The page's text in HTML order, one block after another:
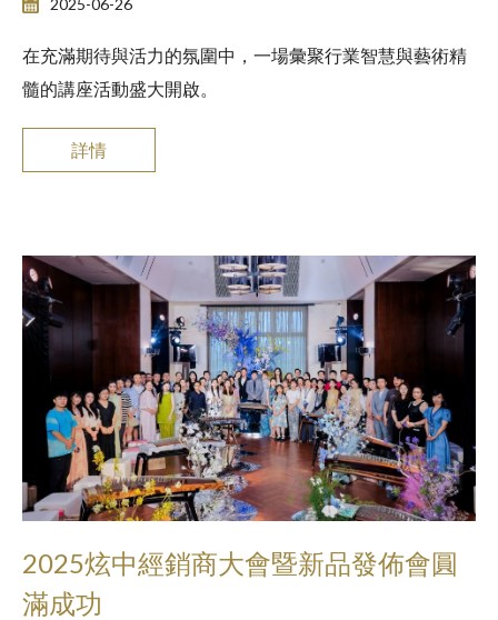
2025-06-26
在充滿期待與活力的氛圍中，一場彙聚行業智慧與藝術精
髓的講座活動盛大開啟。
詳情
2025炫中經銷商大會暨新品發佈會圓
滿成功